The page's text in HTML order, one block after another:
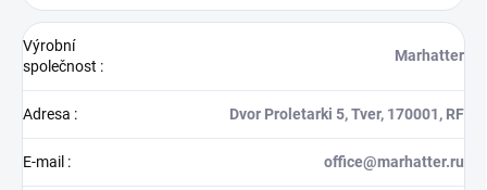
Výrobní
společnost :
Marhatter
Adresa : Dvor Proletarki 5, Tver, 170001, RF
E-mail : office@marhatter.ru